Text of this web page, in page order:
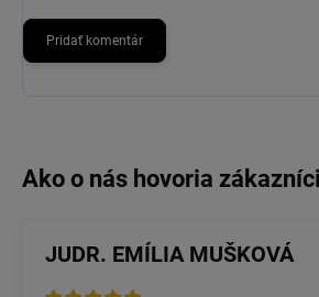
Pridať komentár
JUDR. EMÍLIA MUŠKOVÁ